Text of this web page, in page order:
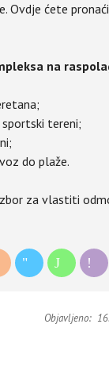
Ovdje ćete
na
tereni;
do plaže.
za vlastiti
Objavljeno: